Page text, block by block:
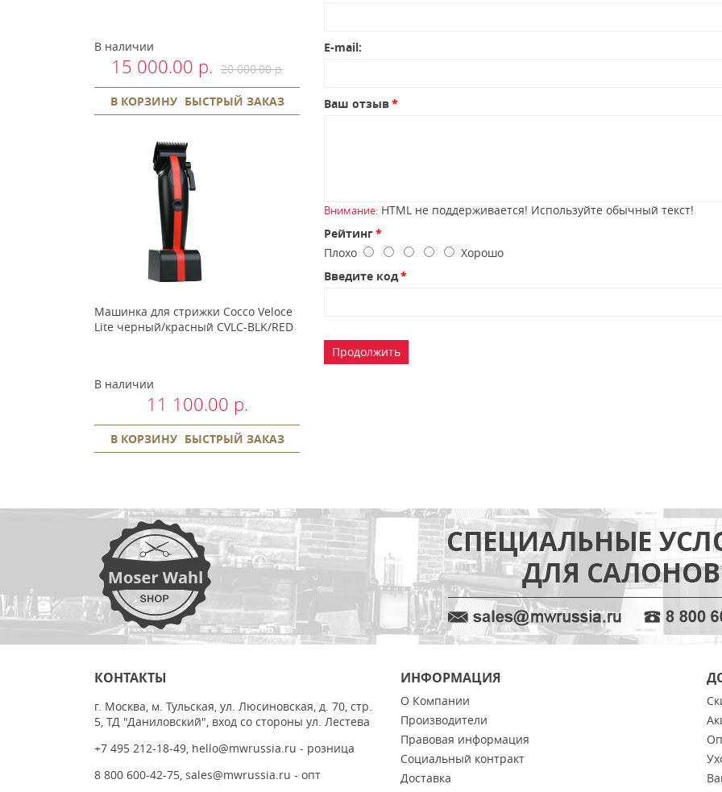
В наличии
15 000.00 р. 20 000.00 р.
В КОРЗИНУ БЫСТРЫЙ ЗАКАЗ
Машинка для стрижки Cocco Veloce
Lite черный/красный CVLC-BLK/RED
В наличии
11 100.00 р.
В КОРЗИНУ БЫСТРЫЙ ЗАКАЗ
E-mail:
Ваш отзыв
Внимание: HTML не поддерживается! Используйте обычный текст!
Рейтинг
Плохо
Хорошо
Введите код
Продолжить
КОНТАКТЫ
г. Москва, м. Тульская, ул. Люсиновская, д. 70, стр.
5, ТД "Даниловский", вход со стороны ул. Лестева
+7 495 212-18-49, hello@mwrussia.ru - розница
8 800 600-42-75, sales@mwrussia.ru - опт
ИНФОРМАЦИЯ
О Компании
Производители
Правовая информация
Социальный контракт
Доставка